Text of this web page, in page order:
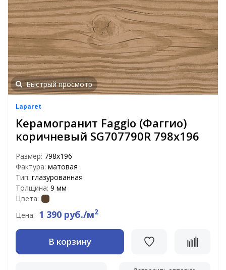
Быстрый просмотр
Laparet
Керамогранит Faggio (Фаггио)
коричневый SG707790R 798x196
Размер: 798x196
Фактура: матовая
Тип: глазурованная
Толщина: 9 мм
Цвета:
Цена: 1 390 руб./м2
В корзину